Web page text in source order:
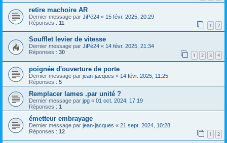
retire machoire AR
Dernier message par JiPé24 « 15 févr. 2025, 20:29
Réponses : 11 1 2
Soufflet levier de vitesse
Dernier message par JiPé24 « 14 févr. 2025, 21:34
Réponses : 30 1 2 3 4
poignée d'ouverture de porte
Dernier message par jean-jacques « 14 févr. 2025, 11:25
Réponses : 5
Remplacer lames .par unité ?
Dernier message par jpg « 01 oct. 2024, 17:19
Réponses : 1
émetteur embrayage
Dernier message par jean-jacques « 21 sept. 2024, 10:28
Réponses : 12 1 2